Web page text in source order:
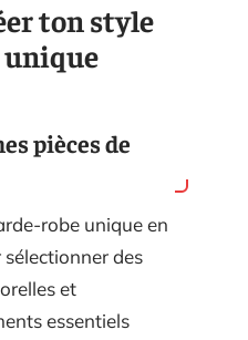
ton style
pièces de
robe unique en
des
et
essentiels